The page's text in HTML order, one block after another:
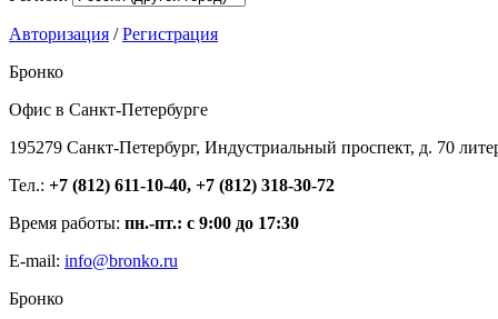
Авторизация /Регистрация
Бронко
Офис в Санкт-Петербурге
195279 Санкт-Петербург, Индустриальный проспект, д. 70
Тел.: +7 (812) 611-10-40, +7 (812) 318-30-72
Время работы: пн.-пт.: с 9:00 до 17:30
E-mail: info@bronko.ru
Бронко